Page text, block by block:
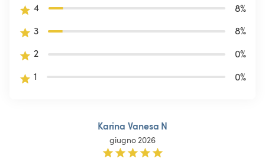
4
8%
3
8%
2
0%
1
0%
Karina Vanesa N
giugno 2026